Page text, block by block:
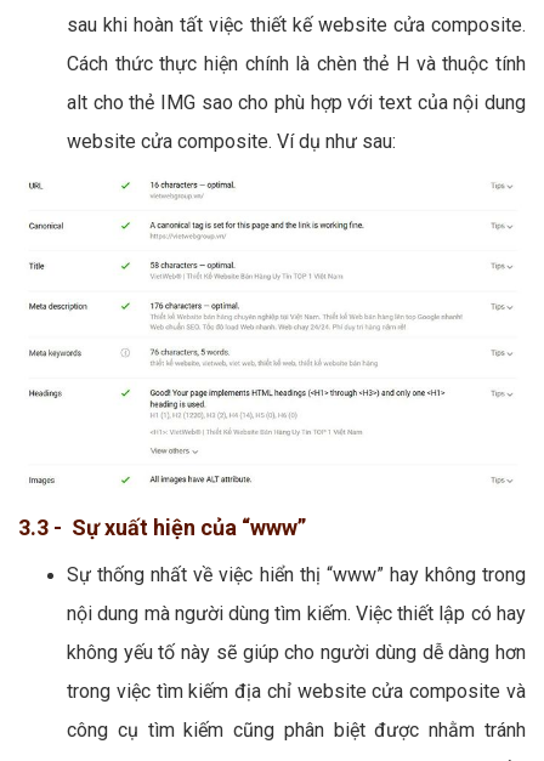
sau khi hoàn tất việc thiết kế website cửa composite.
Cách thức thực hiện chính là chèn thẻ H và thuộc tính
alt cho thẻ IMG sao cho phù hợp với text của nội dung
website cửa composite. Ví dụ như sau:
3.3 - Sự xuất hiện của “www”
Sự thống nhất về việc hiển thị “www” hay không trong
nội dung mà người dùng tìm kiếm. Việc thiết lập có hay
không yếu tố này sẽ giúp cho người dùng dễ dàng hơn
trong việc tìm kiếm địa chỉ website cửa composite và
công cụ tìm kiếm cũng phân biệt được nhằm tránh